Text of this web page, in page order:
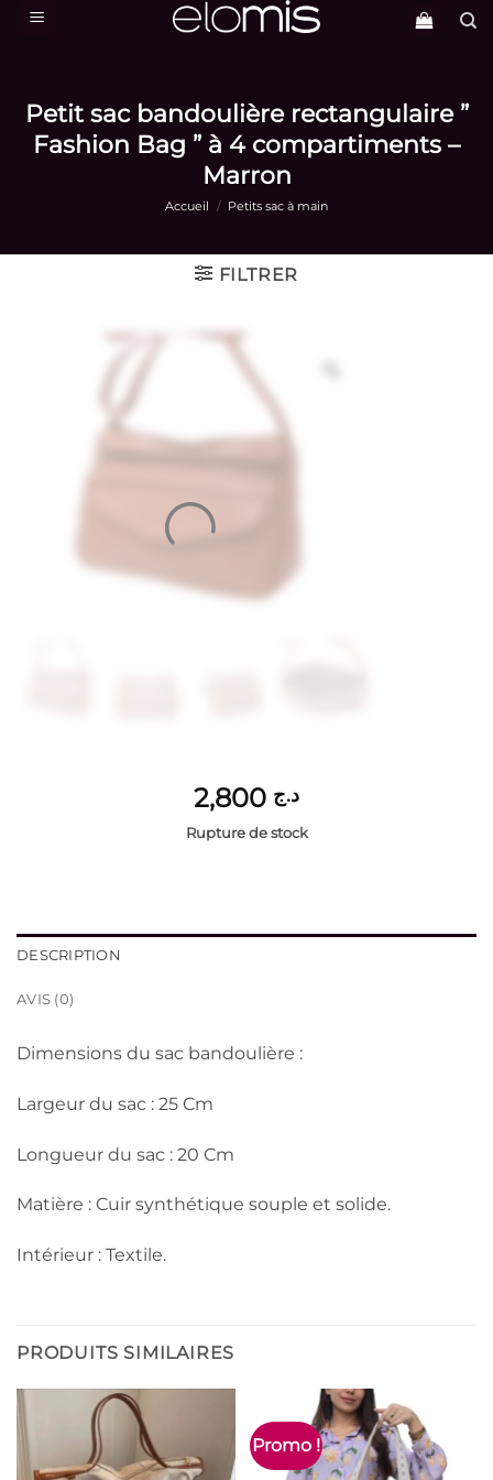
Passer
Petit sac bandoulière rectangulaire ”
Fashion Bag ” à 4 compartiments –
Marron
Accueil / Petits sac à main
FILTRER
د.ج
Rupture de stock
DESCRIPTION
AVIS (0)
Dimensions du sac bandoulière :
Largeur du sac : 25 Cm
Longueur du sac : 20 Cm
Matière : Cuir synthétique souple et solide.
Intérieur : Textile.
PRODUITS SIMILAIRES
Promo !